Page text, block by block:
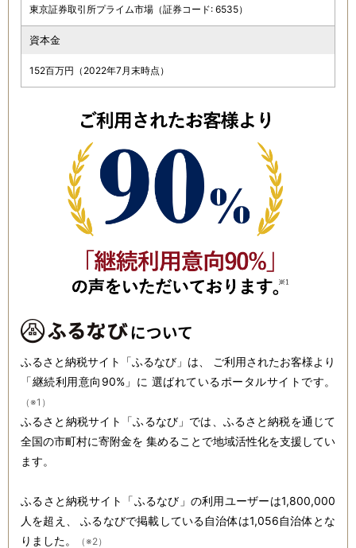
東京証券取引所プライム市場（証券コード: 6535）
資本金
152百万円（2022年7月末時点）
ふるさと納税サイト「ふるなび」は、
ご利用されたお客様より
「継続利用意向90%」に 選ばれているポータルサイトです。
（※1）
ふるさと納税サイト「ふるなび」では、ふるさと納税を通じて
全国の市町村に寄附金を 集めることで地域活性化を支援してい
ます。
ふるさと納税サイト「ふるなび」の利用ユーザーは1,800,000
人を超え、
ふるなびで掲載している自治体は1,056自治体とな
りました。
（※2）